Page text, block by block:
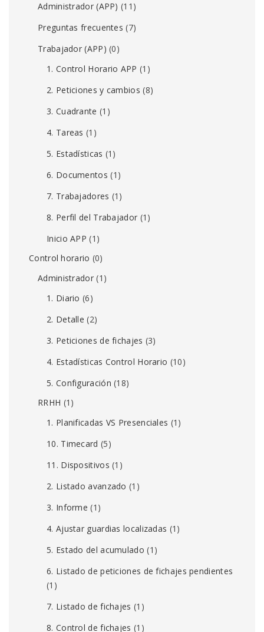
Administrador (APP) (11)
Preguntas frecuentes (7)
Trabajador (APP) (0)
1. Control Horario APP (1)
2. Peticiones y cambios (8)
3. Cuadrante (1)
4. Tareas (1)
5. Estadísticas (1)
6. Documentos (1)
7. Trabajadores (1)
8. Perfil del Trabajador (1)
Inicio APP (1)
Control horario (0)
Administrador(1)
1. Diario (6)
2. Detalle (2)
3. Peticiones de fichajes (3)
4. Estadísticas Control Horario (10)
5. Configuración (18)
RRHH (1)
1. Planificadas VS Presenciales (1)
10. Timecard (5)
11. Dispositivos (1)
2. Listado avanzado (1)
3. Informe (1)
4. Ajustar guardias localizadas (1)
5. Estado del acumulado (1)
6. Listado de peticiones de fichajes pendientes
(1)
7. Listado de fichajes (1)
8. Control de fichajes (1)